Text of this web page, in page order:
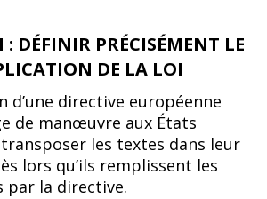
DÉFINIR PRÉCISÉMENT LE
DE LA LOI
d’une directive européenne
de manœuvre aux États
les textes dans leur
lors qu’ils remplissent les
par la directive.